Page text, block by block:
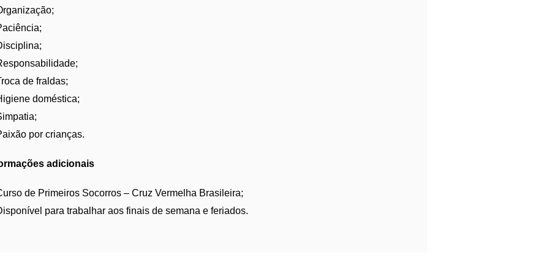
de fraldas;
doméstica;
por crianças.
adicionais
de Primeiros Socorros – Cruz Vermelha Brasileira;
para trabalhar aos finais de semana e feriados.